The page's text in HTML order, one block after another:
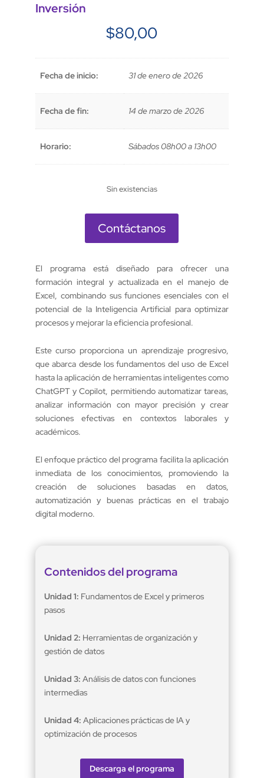
Inversión
$80,00
Fecha de inicio: 31 de enero de 2026
Fecha de fin: 14 de marzo de 2026
Horario: Sábados 08h00 a 13h00
Sin existencias
Contáctanos
El programa está diseñado para ofrecer una
formación integral y actualizada en el manejo de
Excel, combinando sus funciones esenciales con el
potencial de la Inteligencia Artificial para optimizar
procesos y mejorar la eficiencia profesional.
Este curso proporciona un aprendizaje progresivo,
que abarca desde los fundamentos del uso de Excel
hasta la aplicación de herramientas inteligentes como
ChatGPT y Copilot, permitiendo automatizar tareas,
analizar información con mayor precisión y crear
soluciones efectivas en contextos laborales y
académicos.
El enfoque práctico del programa facilita la aplicación
inmediata de los conocimientos, promoviendo la
creación de soluciones basadas en datos,
automatización y buenas prácticas en el trabajo
digital moderno.
Contenidos del programa
Unidad 1: Fundamentos de Excel y primeros
pasos
Unidad 2: Herramientas de organización y
gestión de datos
Unidad 3: Análisis de datos con funciones
intermedias
Unidad 4: Aplicaciones prácticas de IA y
optimización de procesos
Descarga el programa